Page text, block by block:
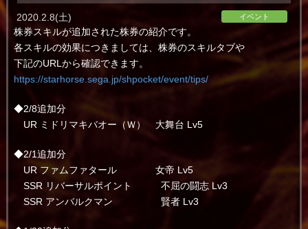
イベント
2020.2.8(土)
株券スキルが追加された株券の紹介です。
各スキルの効果につきましては、株券のスキルタブや
下記のURLから確認できます。
https://starhorse.sega.jp/shpocket/event/tips/
◆2/8追加分
UR ミドリマキバオー（Ｗ） 大舞台 Lv5
◆2/1追加分
UR ファムファタール 女帝 Lv5
SSR リバーサルポイント 不屈の闘志 Lv3
SSR アンバルクマン 賢者 Lv3